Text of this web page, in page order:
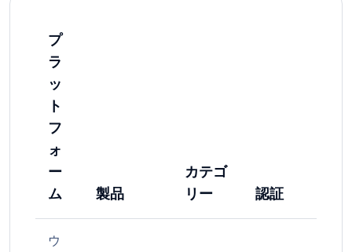
プ
ラ
ッ
ト
フ
ォ
ー
ム
製品
カテゴ
リー
認証
ウ